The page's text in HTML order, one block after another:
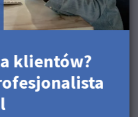
i wprowadź ewentualne
klientów?